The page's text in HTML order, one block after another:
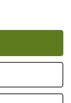
in der heutigen
Tools